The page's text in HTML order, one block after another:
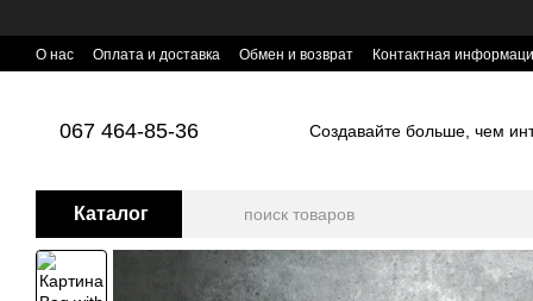
О нас Оплата и доставка Обмен и возврат Контактная
067 464-85-36 Создавайте больше, чем
Каталог